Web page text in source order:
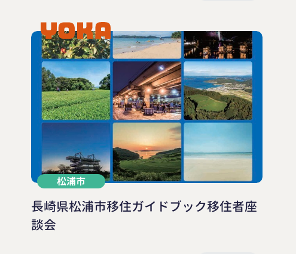
松浦市
長崎県松浦市移住ガイドブック移住者座
談会